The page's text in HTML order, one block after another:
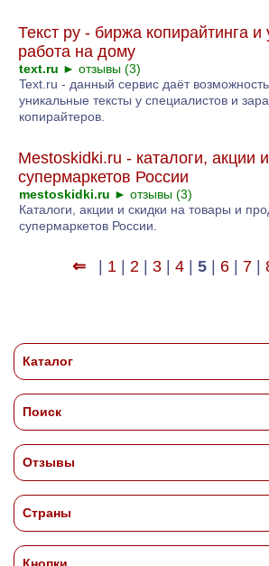
Текст ру - биржа копирайтинга и
работа на дому
text.ru ► отзывы (3)
Text.ru - данный сервис даёт возможность
уникальные тексты у специалистов и
копирайтеров.
Mestoskidki.ru - каталоги, акции
супермаркетов России
mestoskidki.ru ► отзывы (3)
Каталоги, акции и скидки на товары и
супермаркетов России.
⇐ 1 2 3 4 5 6 7
Каталог
Поиск
Отзывы
Страны